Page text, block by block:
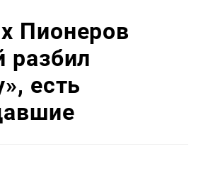
Пионеров
разбил
есть